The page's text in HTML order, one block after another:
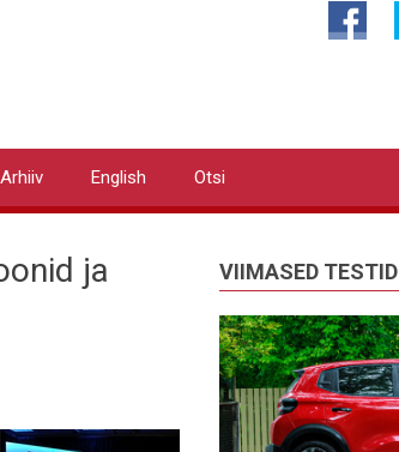
Arhiiv English Otsi
ja
VIIMASED TESTID